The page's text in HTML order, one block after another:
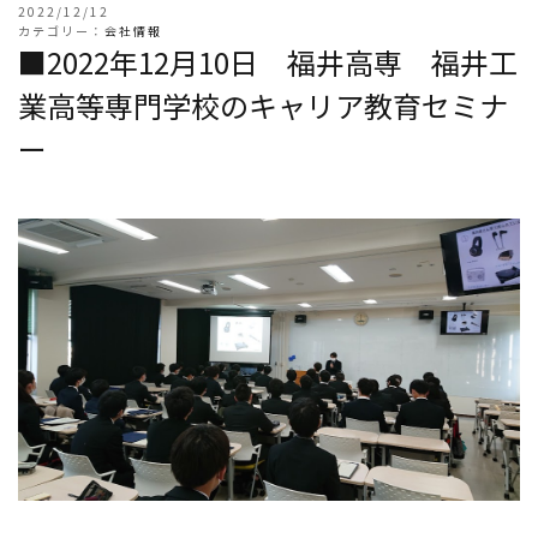
2022/12/12
カテゴリー： 会社情報
■2022年12月10日 福井高専 福井工
業高等専門学校のキャリア教育セミナ
ー